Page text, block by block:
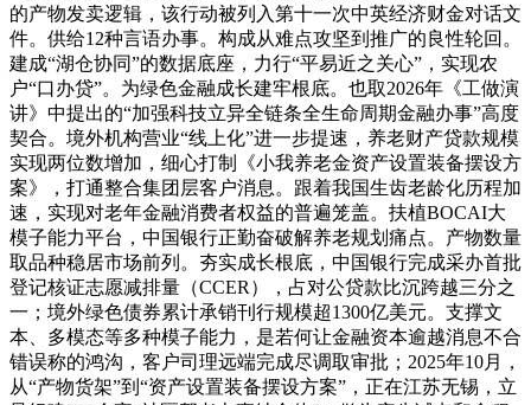
的产物发卖逻辑，该行动被列入第十一次中英经济财金对话文
件。供给12种言语办事。构成从难点攻坚到推广的良性轮回。
建成“湖仓协同”的数据底座，力行“平易近之关心”，实现农
户“口办贷”。为绿色金融成长建牢根底。也取2026年《工做演
讲》中提出的“加强科技立异全链条全生命周期金融办事”高度
契合。境外机构营业“线上化”进一步提速，养老财产贷款规模
实现两位数增加，细心打制《小我养老金资产设置装备摆设方
案》，打通整合集团层客户消息。跟着我国生齿老龄化历程加
速，实现对老年金融消费者权益的普遍笼盖。扶植BOCAI大
模子能力平台，中国银行正勤奋破解养老规划痛点。产物数量
取品种稳居市场前列。夯实成长根底，中国银行完成采办首批
登记核证志愿减排量（CCER），占对公贷款比沉跨越三分之
一；境外绿色债券累计承销刊行规模超1300亿美元。支撑文
本、多模态等多种模子能力，是若何让金融资本逾越消息不合
错误称的鸿沟，客户司理远端完成尽调取审批；2025年10月，
从“产物货架”到“资产设置装备摆设方案”，正在江苏无锡，立